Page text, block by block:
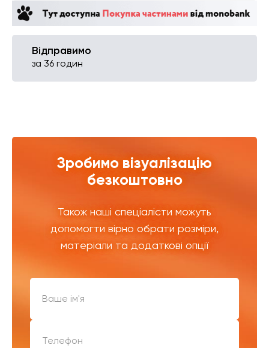
Відправимо
за 36 годин
Зробимо візуалізацію
безкоштовно
Також наші спеціалісти можуть
допомогти вірно обрати розміри,
матеріали та додаткові опції